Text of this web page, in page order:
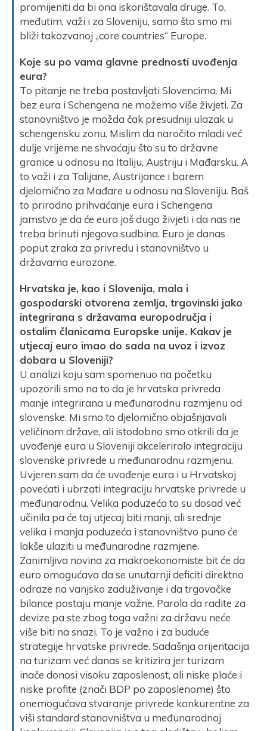
promijeniti da bi ona iskorištavala druge. To,
međutim, važi i za Sloveniju, samo što smo mi
bliži takozvanoj „core countries“ Europe.
Koje su po vama glavne prednosti uvođenja
eura?
To pitanje ne treba postavljati Slovencima. Mi
bez eura i Schengena ne možemo više živjeti. Za
stanovništvo je možda čak presudniji ulazak u
schengensku zonu. Mislim da naročito mladi već
dulje vrijeme ne shvaćaju što su to državne
granice u odnosu na Italiju, Austriju i Mađarsku. A
to važi i za Talijane, Austrijance i barem
djelomično za Mađare u odnosu na Sloveniju. Baš
to prirodno prihvaćanje eura i Schengena
jamstvo je da će euro još dugo živjeti i da nas ne
treba brinuti njegova sudbina. Euro je danas
poput zraka za privredu i stanovništvo u
državama eurozone.
Hrvatska je, kao i Slovenija, mala i
gospodarski otvorena zemlja, trgovinski jako
integrirana s državama europodručja i
ostalim članicama Europske unije. Kakav je
utjecaj euro imao do sada na uvoz i izvoz
dobara u Sloveniji?
U analizi koju sam spomenuo na početku
upozorili smo na to da je hrvatska privreda
manje integrirana u međunarodnu razmjenu od
slovenske. Mi smo to djelomično objašnjavali
veličinom države, ali istodobno smo otkrili da je
uvođenje eura u Sloveniji akceleriralo integraciju
slovenske privrede u međunarodnu razmjenu.
Uvjeren sam da će uvođenje eura i u Hrvatskoj
povećati i ubrzati integraciju hrvatske privrede u
međunarodnu. Velika poduzeća to su dosad već
učinila pa će taj utjecaj biti manji, ali srednje
velika i manja poduzeća i stanovništvo puno će
lakše ulaziti u međunarodne razmjene.
Zanimljiva novina za makroekonomiste bit će da
euro omogućava da se unutarnji deficiti direktno
odraze na vanjsko zaduživanje i da trgovačke
bilance postaju manje važne. Parola da radite za
devize pa ste zbog toga važni za državu neće
više biti na snazi. To je važno i za buduće
strategije hrvatske privrede. Sadašnja orijentacija
na turizam već danas se kritizira jer turizam
inače donosi visoku zaposlenost, ali niske plaće i
niske profite (znači BDP po zaposlenome) što
onemogućava stvaranje privrede konkurentne za
viši standard stanovništva u međunarodnoj